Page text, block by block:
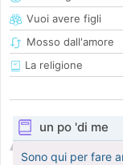
Vuoi avere figli
Mosso dall'amore
La religione
un po 'di me
Sono qui per fare